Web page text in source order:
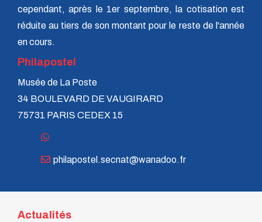
cependant, après le 1er septembre, la cotisation est
réduite au tiers de son montant pour le reste de l'année
en cours.
Philapostel
Musée de La Poste
34 BOULEVARD DE VAUGIRARD
75731 PARIS CEDEX 15
philapostel.secnat@wanadoo.fr
Actualités